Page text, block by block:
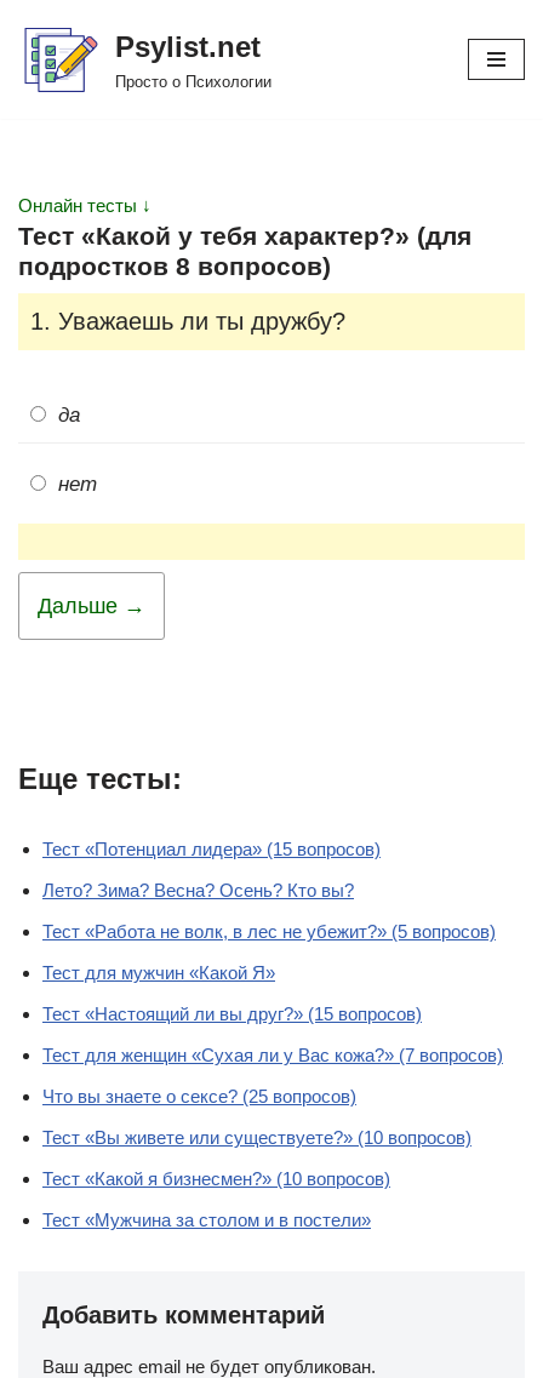
Перейти
Psylist.net
Просто о Психологии
Онлайн тесты ↓
Тест «Какой у тебя характер?» (для
подростков 8 вопросов)
1. Уважаешь ли ты дружбу?
да
нет
Дальше →
Еще тесты:
Тест «Потенциал лидера» (15 вопросов)
Лето? Зима? Весна? Осень? Кто вы?
Тест «Работа не волк, в лес не убежит?» (5 вопросов)
Тест для мужчин «Какой Я»
Тест «Настоящий ли вы друг?» (15 вопросов)
Тест для женщин «Сухая ли у Вас кожа?» (7 вопросов)
Что вы знаете о сексе? (25 вопросов)
Тест «Вы живете или существуете?» (10 вопросов)
Тест «Какой я бизнесмен?» (10 вопросов)
Тест «Мужчина за столом и в постели»
Добавить комментарий
Ваш адрес email не будет опубликован.